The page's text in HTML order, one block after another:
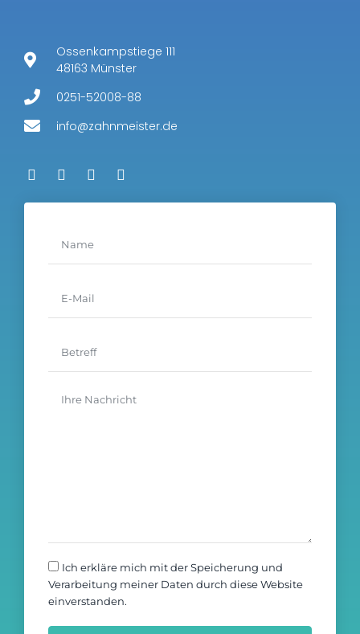
Ossenkampstiege 111
48163 Münster
0251-52008-88
info@zahnmeister.de
Ich erkläre mich mit der Speicherung und
Verarbeitung meiner Daten durch diese Website
einverstanden.